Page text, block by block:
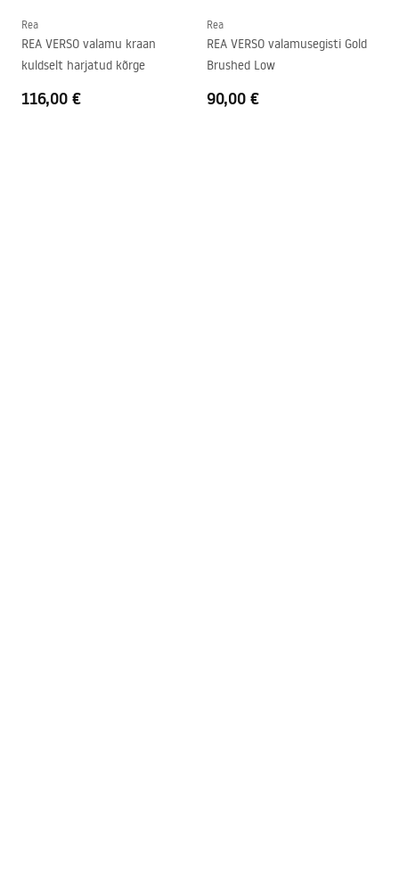
Rea
REA VERSO valamu kraan
kuldselt harjatud kõrge
116,00 €
Rea
REA VERSO valamusegisti Gold
Brushed Low
90,00 €